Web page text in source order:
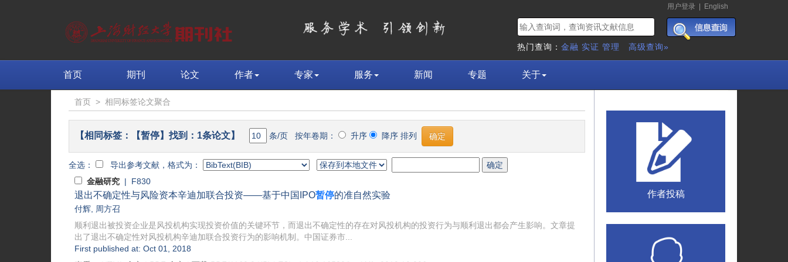
用户登录 English
热门查询： 金融 实证 管理 高级查询»
首页 期刊 论文 作者 专家 服务 新闻 专题 关于
首页 > 相同标签论文聚合
【相同标签：【暂停】找到：1条论文】 条/页 按年卷期： 升序 降序 排列
全选：
导出参考文献，格式为：
金融研究 | F830
退出不确定性与风险资本辛迪加联合投资——基于中国IPO暂停的准自然实验
付辉
周方召
顺利退出被投资企业是风投机构实现投资价值的关键环节，而退出不确定性的存在对风投机构的投资行为与顺利退出都会产生影响。文章提
出了退出不确定性对风投机构辛迪加联合投资行为的影响机制。中国证券市...
First published at: Oct 01, 2018
作者投稿